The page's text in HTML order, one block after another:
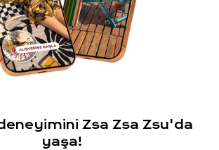
Zsa Zsa Zsu'da
yaşa!